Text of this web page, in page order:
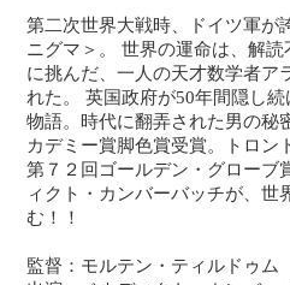
第二次世界大戦時、ドイツ軍が
ニグマ＞。 世界の運命は、解
に挑んだ、一人の天才数学者ア
れた。 英国政府が50年間隠し
物語。時代に翻弄された男の秘
カデミー賞脚色賞受賞。トロン
第７２回ゴールデン・グローブ
ィクト・カンバーバッチが、世
む！！
監督：モルテン・ティルドゥム